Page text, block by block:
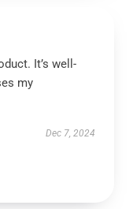
It’s well-
my
Dec 7, 2024